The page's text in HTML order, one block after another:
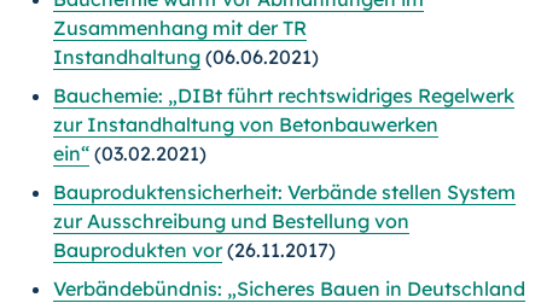
Zusammenhang mit der TR
Instandhaltung (06.06.2021)
Bauchemie: „DIBt führt rechtswidriges Regelwerk
zur Instandhaltung von Betonbauwerken
ein“ (03.02.2021)
Bauproduktensicherheit: Verbände stellen System
zur Ausschreibung und Bestellung von
Bauprodukten vor(26.11.2017)
Verbändebündnis: „Sicheres Bauen in Deutschland